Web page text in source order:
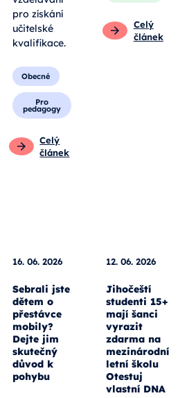
pro získání
učitelské
kvalifikace.
Obecné
Pro
pedagogy
Celý
článek
Celý
článek
16. 06. 2026
Sebrali jste
dětem o
přestávce
mobily?
Dejte jim
skutečný
důvod k
pohybu
12. 06. 2026
Jihočeští
studenti 15+
mají šanci
vyrazit
zdarma na
mezinárodní
letní školu
Otestuj
vlastní DNA